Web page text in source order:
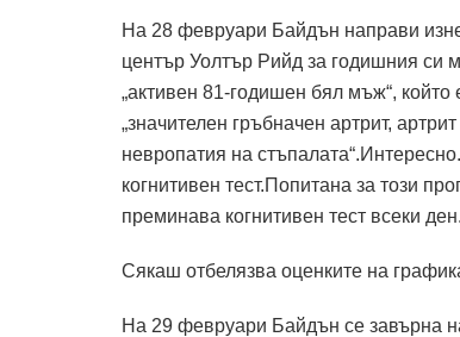
На 28 февруари Байдън направи
център Уолтър Рийд за годишния си
„активен 81-годишен бял мъж“, който
„значителен гръбначен артрит,
невропатия на
когнитивен тест.Попитана за този
преминава когнитивен тест всеки
Сякаш отбелязва оценките на
На 29 февруари Байдън се завърна